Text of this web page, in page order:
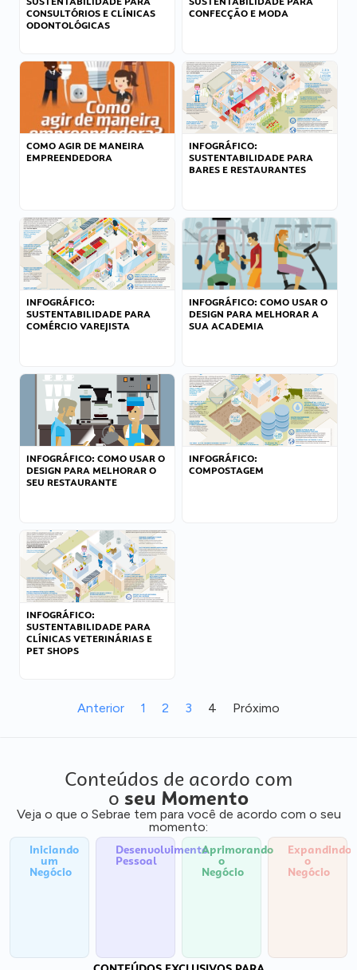
CONSULTÓRIOS E CLÍNICAS
ODONTOLÓGICAS
CONFECÇÃO E MODA
COMO AGIR DE MANEIRA
EMPREENDEDORA
INFOGRÁFICO:
SUSTENTABILIDADE PARA
BARES E RESTAURANTES
INFOGRÁFICO:
SUSTENTABILIDADE PARA
COMÉRCIO VAREJISTA
INFOGRÁFICO: COMO USAR O
DESIGN PARA MELHORAR A
SUA ACADEMIA
INFOGRÁFICO: COMO USAR O
DESIGN PARA MELHORAR O
SEU RESTAURANTE
INFOGRÁFICO:
COMPOSTAGEM
INFOGRÁFICO:
SUSTENTABILIDADE PARA
CLÍNICAS VETERINÁRIAS E
PET SHOPS
Anterior 1 2 3 4 Próximo
Conteúdos de acordo com
o seu Momento
Veja o que o Sebrae tem para você de acordo com o seu
momento:
Iniciando
um
Negócio
Desenvolvimento
Pessoal
Aprimorando
o
Negócio
Expandindo
o
Negócio